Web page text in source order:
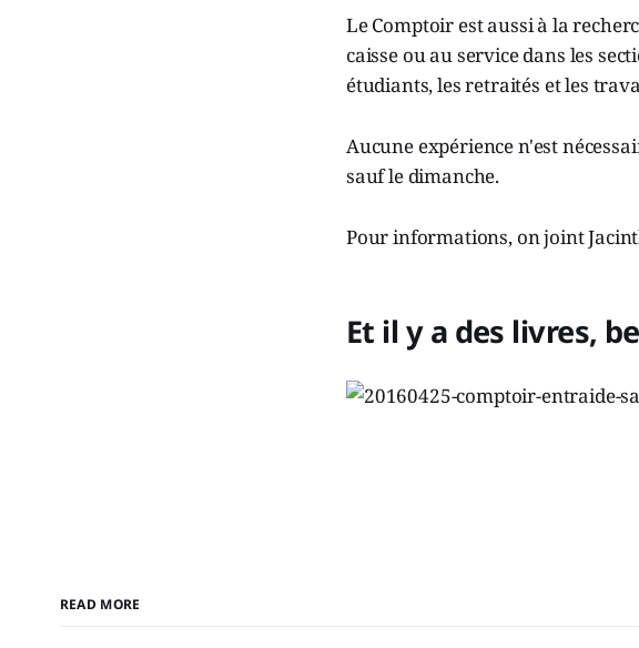
Le Comptoir est aussi à la
caisse ou au service dans les
étudiants, les retraités et les
Aucune expérience n'est
sauf le dimanche.
Pour informations, on joint
Et il y a des livres,
READ MORE